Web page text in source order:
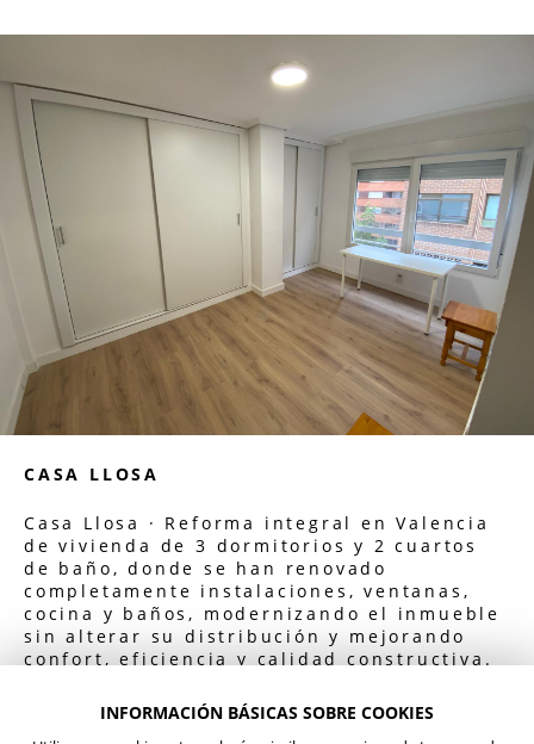
INFORMACIÓN BÁSICAS SOBRE COOKIES
CASA LLOSA
Casa Llosa · Reforma integral en Valencia
de vivienda de 3 dormitorios y 2 cuartos
de baño, donde se han renovado
completamente instalaciones, ventanas,
cocina y baños, modernizando el inmueble
sin alterar su distribución y mejorando
confort, eficiencia y calidad constructiva.